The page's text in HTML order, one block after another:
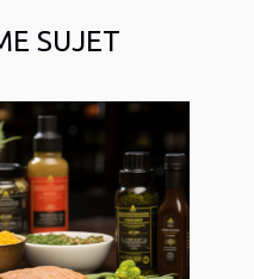
SUJET